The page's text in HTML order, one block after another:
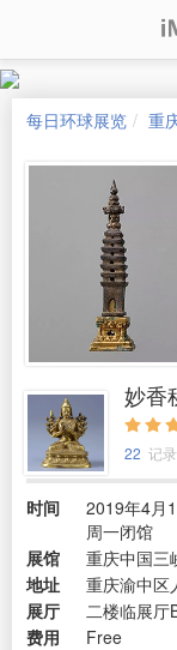
每日环球展览 重
妙香
22 记录
时间
2019年4月
周一闭馆
展馆
重庆中国三
地址
重庆渝中区
展厅
二楼临展厅
费用
Free